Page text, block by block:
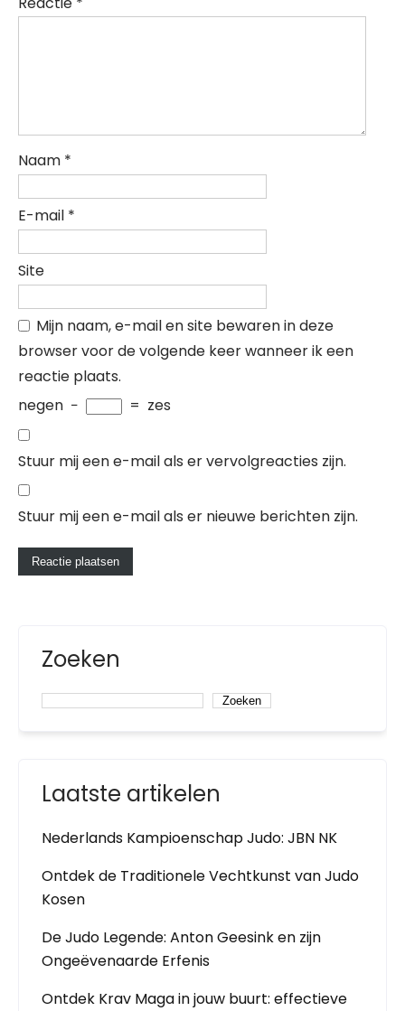
Naam *
E-mail *
Site
Mijn naam, e-mail en site bewaren in deze
browser voor de volgende keer wanneer ik een
reactie plaats.
negen − = zes
Stuur mij een e-mail als er vervolgreacties zijn.
Stuur mij een e-mail als er nieuwe berichten zijn.
Zoeken
Zoeken
Laatste artikelen
Nederlands Kampioenschap Judo: JBN NK
Ontdek de Traditionele Vechtkunst van Judo
Kosen
De Judo Legende: Anton Geesink en zijn
Ongeëvenaarde Erfenis
Ontdek Krav Maga in jouw buurt: effectieve